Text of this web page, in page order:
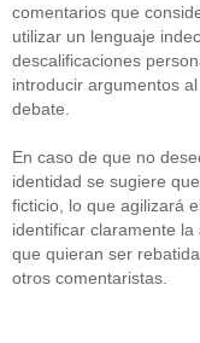
comentarios que
utilizar un lenguaje
descalificaciones
introducir argumentos
debate.
En caso de que no
identidad se sugiere
ficticio, lo que agilizará
identificar claramente
que quieran ser
otros comentaristas.